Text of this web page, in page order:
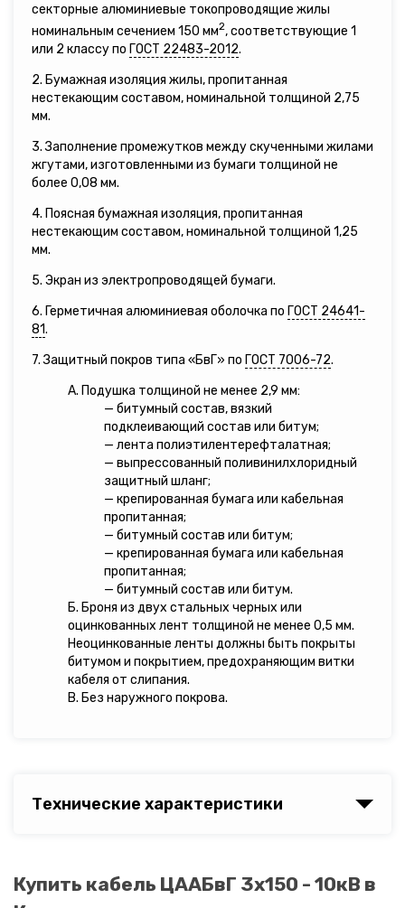
секторные алюминиевые токопроводящие жилы
номинальным сечением 150 мм2, соответствующие 1
или 2 классу по ГОСТ 22483-2012.
2. Бумажная изоляция жилы, пропитанная
нестекающим составом, номинальной толщиной 2,75
мм.
3. Заполнение промежутков между скученными жилами
жгутами, изготовленными из бумаги толщиной не
более 0,08 мм.
4. Поясная бумажная изоляция, пропитанная
нестекающим составом, номинальной толщиной 1,25
мм.
5. Экран из электропроводящей бумаги.
6. Герметичная алюминиевая оболочка по ГОСТ 24641-
81.
7. Защитный покров типа «БвГ» по ГОСТ 7006-72.
А. Подушка толщиной не менее 2,9 мм:
— битумный состав, вязкий
подклеивающий состав или битум;
— лента полиэтилентерефталатная;
— выпрессованный поливинилхлоридный
защитный шланг;
— крепированная бумага или кабельная
пропитанная;
— битумный состав или битум;
— крепированная бумага или кабельная
пропитанная;
— битумный состав или битум.
Б. Броня из двух стальных черных или
оцинкованных лент толщиной не менее 0,5 мм.
Неоцинкованные ленты должны быть покрыты
битумом и покрытием, предохраняющим витки
кабеля от слипания.
В. Без наружного покрова.
Технические характеристики
Купить кабель ЦААБвГ 3х150 - 10кВ в